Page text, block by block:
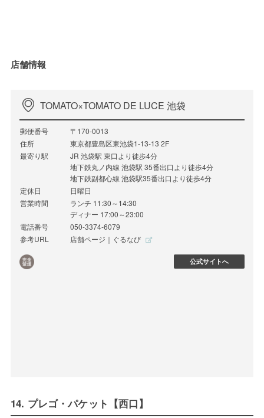
店舗情報
TOMATO×TOMATO DE LUCE 池袋
郵便番号
〒170-0013
住所
東京都豊島区東池袋1-13-13 2F
最寄り駅
JR 池袋駅 東口より徒歩4分
地下鉄丸ノ内線 池袋駅 35番出口より徒歩4分
地下鉄副都心線 池袋駅35番出口より徒歩4分
定休日
日曜日
営業時間
ランチ 11:30～14:30
ディナー 17:00～23:00
電話番号
050-3374-6079
参考URL
店舗ページ｜ぐるなび
公式サイトへ
14. プレゴ・パケット【西口】